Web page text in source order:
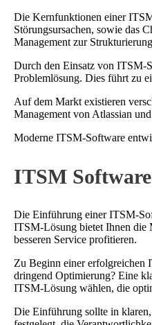
Die Kernfunktionen einer
Störungsursachen, sowie das
Management zur
Durch den Einsatz von ITSM-
Problemlösung. Dies führt zu
Auf dem Markt existieren
Management von Atlassian
Moderne ITSM-Software
ITSM
Die Einführung einer ITSM-
ITSM-Lösung bietet Ihnen die
besseren Service profitieren.
Zu Beginn einer erfolgreichen
dringend Optimierung? Eine
ITSM-Lösung wählen, die
Die Einführung sollte in